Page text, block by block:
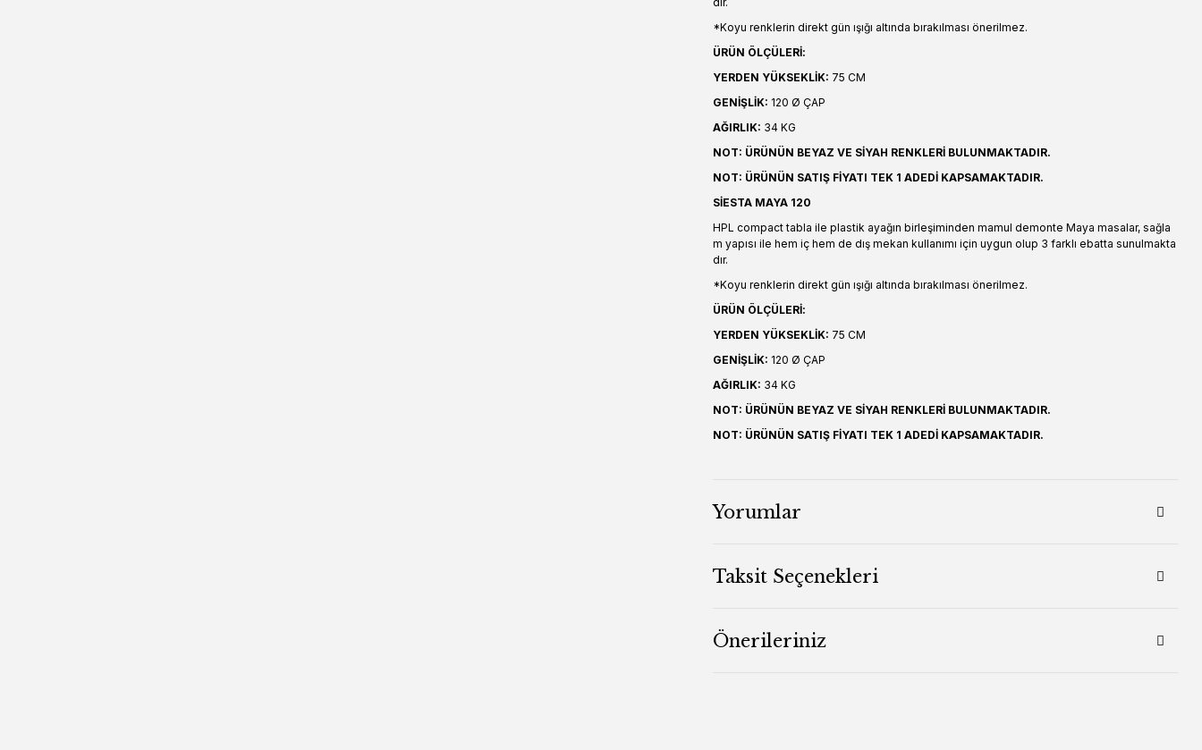
*Koyu renklerin direkt gün ışığı altında bırakılması önerilmez.
ÜRÜN ÖLÇÜLERİ:
YERDEN YÜKSEKLİK: 75 CM
GENİŞLİK: 120 Ø ÇAP
AĞIRLIK: 34 KG
NOT: ÜRÜNÜN BEYAZ VE SİYAH RENKLERİ BULUNMAKTADIR.
NOT: ÜRÜNÜN SATIŞ FİYATI TEK 1 ADEDİ KAPSAMAKTADIR.
SİESTA MAYA 120
HPL compact tabla ile plastik ayağın birleşiminden mamul demonte Maya masalar, sağla
m yapısı ile hem iç hem de dış mekan kullanımı için uygun olup 3 farklı ebatta sunulmakta
dır.
*Koyu renklerin direkt gün ışığı altında bırakılması önerilmez.
ÜRÜN ÖLÇÜLERİ:
YERDEN YÜKSEKLİK: 75 CM
GENİŞLİK: 120 Ø ÇAP
AĞIRLIK: 34 KG
NOT: ÜRÜNÜN BEYAZ VE SİYAH RENKLERİ BULUNMAKTADIR.
NOT: ÜRÜNÜN SATIŞ FİYATI TEK 1 ADEDİ KAPSAMAKTADIR.
Yorumlar
Taksit Seçenekleri
Önerileriniz